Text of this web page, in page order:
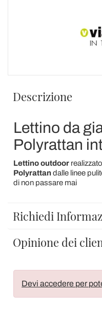
Descrizione
Lettino da
Polyrattan
Lettino outdoor
Polyrattan dalle linee
di non passare mai
Richiedi
Opinione dei
Devi accedere per